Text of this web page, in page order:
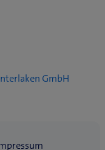
GmbH